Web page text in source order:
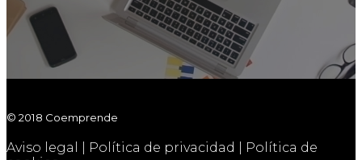
© 2018 Coemprende
Aviso legal Política de privacidad
Política de